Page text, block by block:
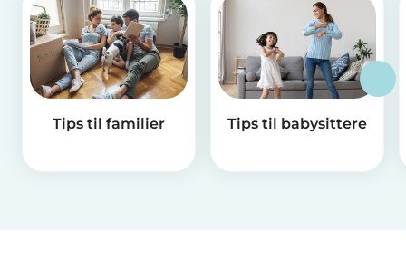
Tips til familier Tips til babysittere